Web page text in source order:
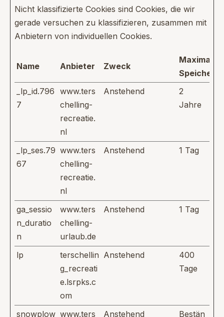
Nicht klassifizierte Cookies sind Cookies, die wir
gerade versuchen zu klassifizieren, zusammen mit
Anbietern von individuellen Cookies.
Name Anbieter Zweck
Maximale
_lp_id.796
7
www.ters
chelling-
recreatie.
nl
Anstehend
2
Jahre
_lp_ses.79
67
www.ters
chelling-
recreatie.
nl
Anstehend 1 Tag
ga_sessio
n_duratio
n
www.ters
chelling-
urlaub.de
Anstehend 1 Tag
lp
terschellin
g_recreati
e.lsrpks.c
om
Anstehend
400
Tage
snowplow www.ters Anstehend Bestän